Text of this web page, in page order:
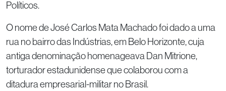
Políticos.
O nome de José Carlos Mata Machado foi dado a uma
rua no bairro das Indústrias, em Belo Horizonte, cuja
antiga denominação homenageava Dan Mitrione,
torturador estadunidense que colaborou com a
ditadura empresarial-militar no Brasil.